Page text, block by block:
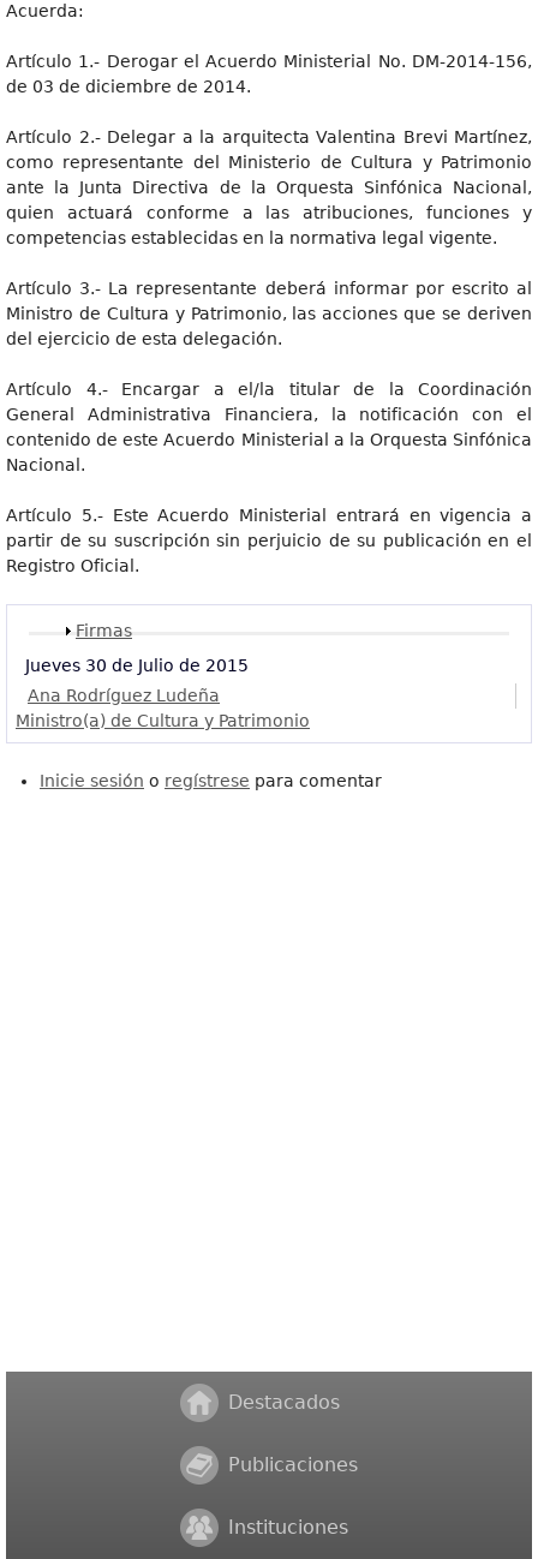
Acuerda:
Artículo 1.- Derogar el Acuerdo Ministerial No. DM-2014-156,
de 03 de diciembre de 2014.
Artículo 2.- Delegar a la arquitecta Valentina Brevi Martínez,
como representante del Ministerio de Cultura y Patrimonio
ante la Junta Directiva de la Orquesta Sinfónica Nacional,
quien actuará conforme a las atribuciones, funciones y
competencias establecidas en la normativa legal vigente.
Artículo 3.- La representante deberá informar por escrito al
Ministro de Cultura y Patrimonio, las acciones que se deriven
del ejercicio de esta delegación.
Artículo 4.- Encargar a el/la titular de la Coordinación
General Administrativa Financiera, la notificación con el
contenido de este Acuerdo Ministerial a la Orquesta Sinfónica
Nacional.
Artículo 5.- Este Acuerdo Ministerial entrará en vigencia a
partir de su suscripción sin perjuicio de su publicación en el
Registro Oficial.
Mostrar
Firmas
Jueves 30 de Julio de 2015
Ana Rodríguez Ludeña
Ministro(a) de Cultura y Patrimonio
Inicie sesión o regístrese para comentar
Destacados
Publicaciones
Instituciones